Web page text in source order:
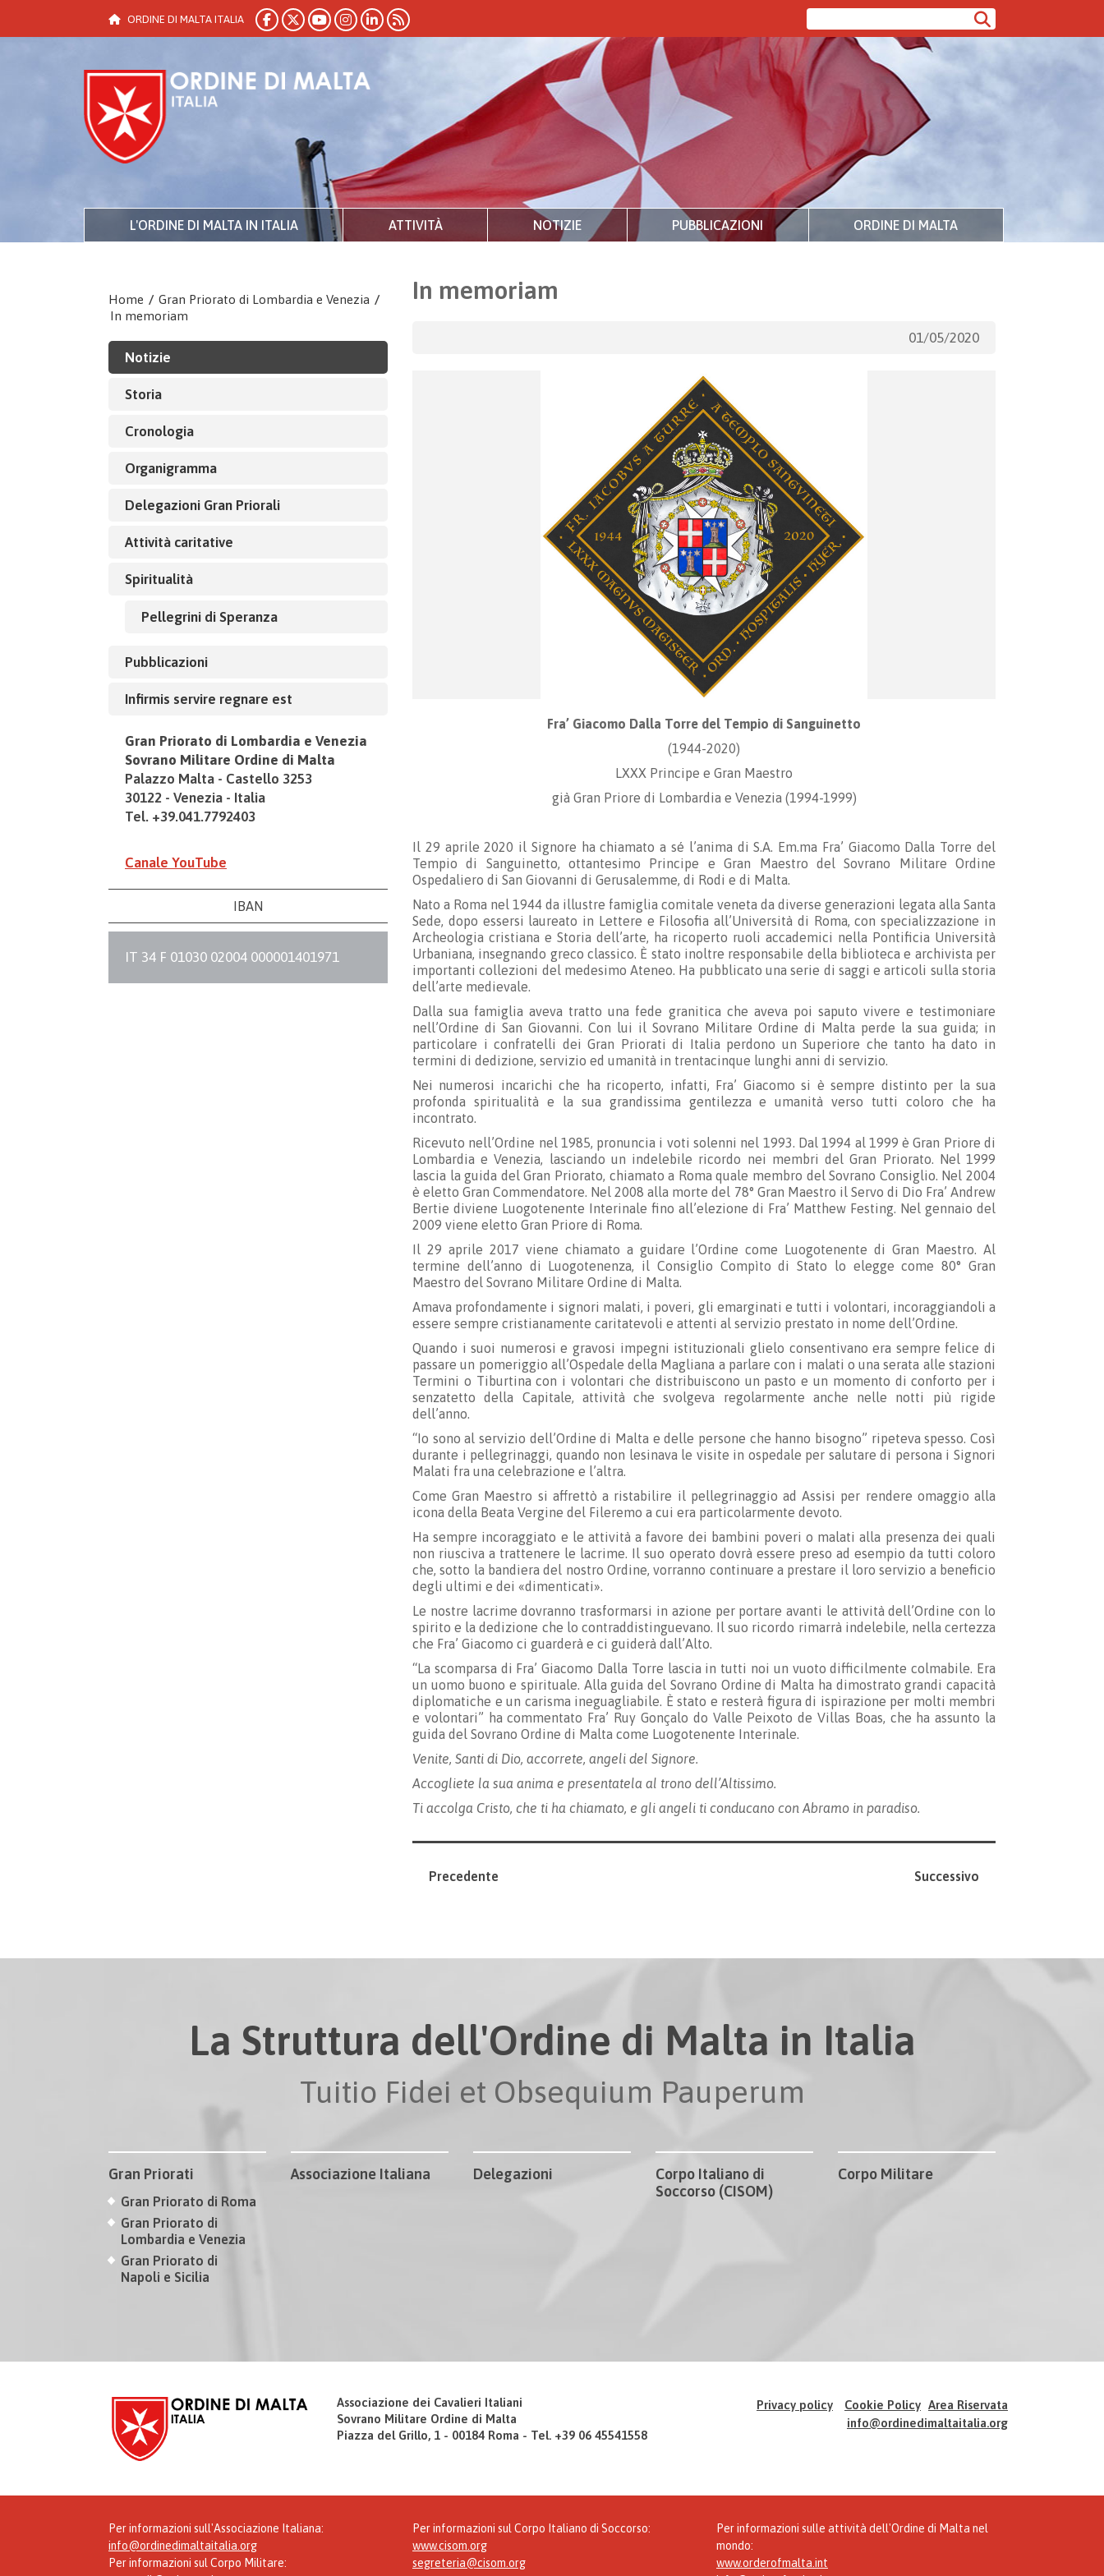
ORDINE DI MALTA ITALIA
L'ORDINE DI MALTA IN ITALIA ATTIVITÀ NOTIZIE PUBBLICAZIONI ORDINE DI MALTA
Home / Gran Priorato di Lombardia e Venezia /
In memoriam
Notizie
Storia
Cronologia
Organigramma
Delegazioni Gran Priorali
Attività caritative
Spiritualità
Pellegrini di Speranza
Pubblicazioni
Infirmis servire regnare est
Gran Priorato di Lombardia e Venezia
Sovrano Militare Ordine di Malta
Palazzo Malta - Castello 3253
30122 - Venezia - Italia
Tel. +39.041.7792403
Canale YouTube
IBAN
IT 34 F 01030 02004 000001401971
In memoriam
01/05/2020
Fra’ Giacomo Dalla Torre del Tempio di Sanguinetto
(1944-2020)
LXXX Principe e Gran Maestro
già Gran Priore di Lombardia e Venezia (1994-1999)
Il 29 aprile 2020 il Signore ha chiamato a sé l’anima di S.A. Em.ma Fra’ Giacomo Dalla Torre del
Tempio di Sanguinetto, ottantesimo Principe e Gran Maestro del Sovrano Militare Ordine
Ospedaliero di San Giovanni di Gerusalemme, di Rodi e di Malta.
Nato a Roma nel 1944 da illustre famiglia comitale veneta da diverse generazioni legata alla Santa
Sede, dopo essersi laureato in Lettere e Filosofia all’Università di Roma, con specializzazione in
Archeologia cristiana e Storia dell’arte, ha ricoperto ruoli accademici nella Pontificia Università
Urbaniana, insegnando greco classico. È stato inoltre responsabile della biblioteca e archivista per
importanti collezioni del medesimo Ateneo. Ha pubblicato una serie di saggi e articoli sulla storia
dell’arte medievale.
Dalla sua famiglia aveva tratto una fede granitica che aveva poi saputo vivere e testimoniare
nell’Ordine di San Giovanni. Con lui il Sovrano Militare Ordine di Malta perde la sua guida; in
particolare i confratelli dei Gran Priorati di Italia perdono un Superiore che tanto ha dato in
termini di dedizione, servizio ed umanità in trentacinque lunghi anni di servizio.
Nei numerosi incarichi che ha ricoperto, infatti, Fra’ Giacomo si è sempre distinto per la sua
profonda spiritualità e la sua grandissima gentilezza e umanità verso tutti coloro che ha
incontrato.
Ricevuto nell’Ordine nel 1985, pronuncia i voti solenni nel 1993. Dal 1994 al 1999 è Gran Priore di
Lombardia e Venezia, lasciando un indelebile ricordo nei membri del Gran Priorato. Nel 1999
lascia la guida del Gran Priorato, chiamato a Roma quale membro del Sovrano Consiglio. Nel 2004
è eletto Gran Commendatore. Nel 2008 alla morte del 78° Gran Maestro il Servo di Dio Fra’ Andrew
Bertie diviene Luogotenente Interinale fino all’elezione di Fra’ Matthew Festing. Nel gennaio del
2009 viene eletto Gran Priore di Roma.
Il 29 aprile 2017 viene chiamato a guidare l’Ordine come Luogotenente di Gran Maestro. Al
termine dell’anno di Luogotenenza, il Consiglio Compìto di Stato lo elegge come 80° Gran
Maestro del Sovrano Militare Ordine di Malta.
Amava profondamente i signori malati, i poveri, gli emarginati e tutti i volontari, incoraggiandoli a
essere sempre cristianamente caritatevoli e attenti al servizio prestato in nome dell’Ordine.
Quando i suoi numerosi e gravosi impegni istituzionali glielo consentivano era sempre felice di
passare un pomeriggio all’Ospedale della Magliana a parlare con i malati o una serata alle stazioni
Termini o Tiburtina con i volontari che distribuiscono un pasto e un momento di conforto per i
senzatetto della Capitale, attività che svolgeva regolarmente anche nelle notti più rigide
dell’anno.
“Io sono al servizio dell’Ordine di Malta e delle persone che hanno bisogno” ripeteva spesso. Così
durante i pellegrinaggi, quando non lesinava le visite in ospedale per salutare di persona i Signori
Malati fra una celebrazione e l’altra.
Come Gran Maestro si affrettò a ristabilire il pellegrinaggio ad Assisi per rendere omaggio alla
icona della Beata Vergine del Fileremo a cui era particolarmente devoto.
Ha sempre incoraggiato e le attività a favore dei bambini poveri o malati alla presenza dei quali
non riusciva a trattenere le lacrime. Il suo operato dovrà essere preso ad esempio da tutti coloro
che, sotto la bandiera del nostro Ordine, vorranno continuare a prestare il loro servizio a beneficio
degli ultimi e dei «dimenticati».
Le nostre lacrime dovranno trasformarsi in azione per portare avanti le attività dell’Ordine con lo
spirito e la dedizione che lo contraddistinguevano. Il suo ricordo rimarrà indelebile, nella certezza
che Fra’ Giacomo ci guarderà e ci guiderà dall’Alto.
“La scomparsa di Fra’ Giacomo Dalla Torre lascia in tutti noi un vuoto difficilmente colmabile. Era
un uomo buono e spirituale. Alla guida del Sovrano Ordine di Malta ha dimostrato grandi capacità
diplomatiche e un carisma ineguagliabile. È stato e resterà figura di ispirazione per molti membri
e volontari” ha commentato Fra’ Ruy Gonçalo do Valle Peixoto de Villas Boas, che ha assunto la
guida del Sovrano Ordine di Malta come Luogotenente Interinale.
Venite, Santi di Dio, accorrete, angeli del Signore.
Accogliete la sua anima e presentatela al trono dell’Altissimo.
Ti accolga Cristo, che ti ha chiamato, e gli angeli ti conducano con Abramo in paradiso.
Precedente Successivo
La Struttura dell'Ordine di Malta in Italia
Tuitio Fidei et Obsequium Pauperum
Gran Priorati
Gran Priorato di Roma
Gran Priorato di
Lombardia e Venezia
Gran Priorato di
Napoli e Sicilia
Associazione Italiana Delegazioni
Corpo Italiano di
Soccorso (CISOM)
Corpo Militare
Associazione dei Cavalieri Italiani
Sovrano Militare Ordine di Malta
Piazza del Grillo, 1 - 00184 Roma - Tel. +39 06 45541558
Privacy policy Cookie Policy Area Riservata
info@ordinedimaltaitalia.org
Per informazioni sull'Associazione Italiana:
info@ordinedimaltaitalia.org
Per informazioni sul Corpo Militare:
Per informazioni sul Corpo Italiano di Soccorso:
www.cisom.org
segreteria@cisom.org
Per informazioni sulle attività dell'Ordine di Malta nel
mondo:
www.orderofmalta.int